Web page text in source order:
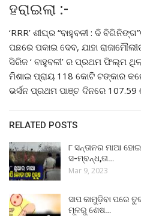
ହରାଇଲା :-
‘RRR’ ଶୀଘ୍ର “ବାହୁବଳୀ : ଦି
ପଛରେ ପକାଇ ଦେବ, ଯାହା
ସିରିଜ ‘ ବାହୁବଳୀ’ ର ପ୍ରଥମ ଫିଲ୍ମ
ମିଶାଇ ପ୍ରାୟ 118 କୋଟି ଟଙ୍କାର
ଭର୍ସନ ପ୍ରଥମ ପାଞ୍ଚ ଦିନରେ
RELATED POSTS
୮ ସନ୍ତାନର ମାଆ
ସ-ମ୍ବନ୍ଧ,ତା…
Mar 9, 2023
ସାପ କାମୁଡ଼ିବା ପରେ
ମୂଳରୁ ଶେଷ…